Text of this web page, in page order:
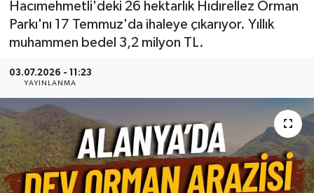
Hacımehmetli'deki 26 hektarlık Hıdırellez Orman
Parkı'nı 17 Temmuz'da ihaleye çıkarıyor. Yıllık
muhammen bedel 3,2 milyon TL.
03.07.2026 - 11:23
YAYINLANMA
E-Gazete
Haber Arşivi